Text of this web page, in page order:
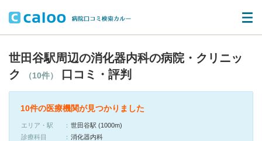
世田谷駅周辺の消化器内科の病院・クリニッ
ク
（10件） 口コミ・評判
10件の医療機関が見つかりました
エリア・駅
世田谷駅 (1000m)
診療科目
消化器内科